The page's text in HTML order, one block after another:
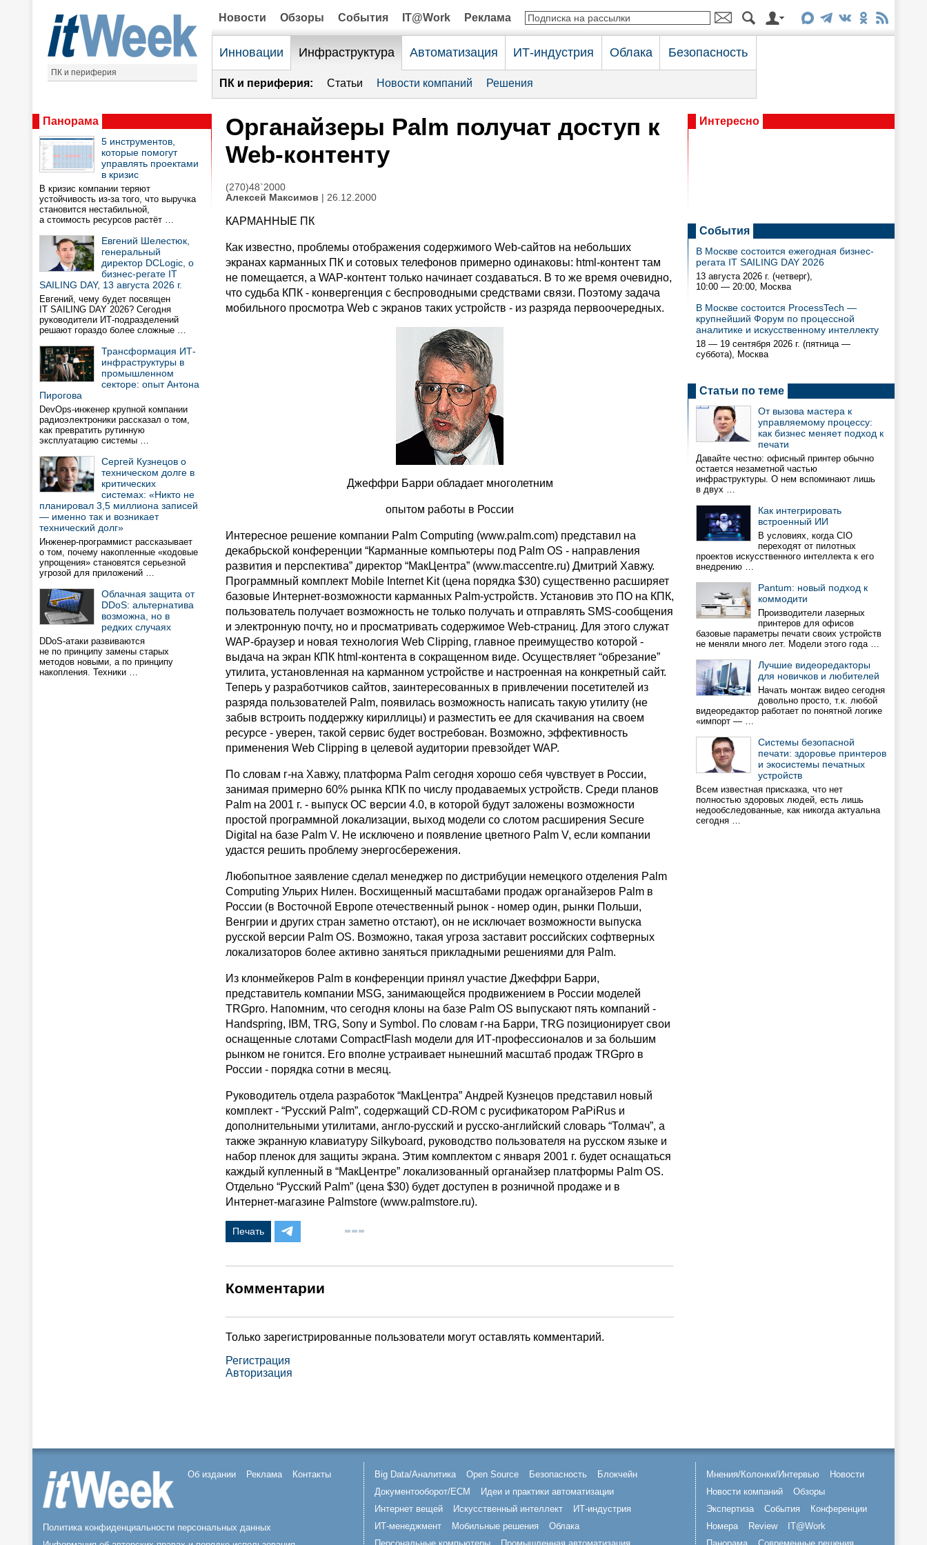
ПК и периферия
Новости Обзоры События IT@Work Реклама
Инновации Инфраструктура Автоматизация ИТ-индустрия Облака Безопасность
ПК и периферия: Статьи Новости компаний Решения
Панорама
5 инструментов,
которые помогут
управлять проектами
в кризис
В кризис компании теряют
устойчивость из-за того, что выручка
становится нестабильной,
а стоимость ресурсов растёт …
Евгений Шелестюк,
генеральный
директор DCLogic, о
бизнес-регате IT
SAILING DAY, 13 августа 2026 г.
Евгений, чему будет посвящен
IT SAILING DAY 2026? Сегодня
руководители ИТ-подразделений
решают гораздо более сложные …
Трансформация ИТ-
инфраструктуры в
промышленном
секторе: опыт Антона
Пирогова
DevOps-инженер крупной компании
радиоэлектроники рассказал о том,
как превратить рутинную
эксплуатацию системы …
Сергей Кузнецов о
техническом долге в
критических
системах: «Никто не
планировал 3,5 миллиона записей
— именно так и возникает
технический долг»
Инженер-программист рассказывает
о том, почему накопленные «кодовые
упрощения» становятся серьезной
угрозой для приложений …
Облачная защита от
DDoS: альтернатива
возможна, но в
редких случаях
DDoS-атаки развиваются
не по принципу замены старых
методов новыми, а по принципу
накопления. Техники …
Органайзеры Palm получат доступ к
Web-контенту
(270)48`2000
Алексей Максимов | 26.12.2000
КАРМАННЫЕ ПК
Как известно, проблемы отображения содержимого Web-сайтов на небольших
экранах карманных ПК и сотовых телефонов примерно одинаковы: html-контент там
не помещается, а WAP-контент только начинает создаваться. В то же время очевидно,
что судьба КПК - конвергенция с беспроводными средствами связи. Поэтому задача
мобильного просмотра Web с экранов таких устройств - из разряда первоочередных.
Джеффри Барри обладает многолетним
опытом работы в России
Интересное решение компании Palm Computing (www.palm.com) представил на
декабрьской конференции “Карманные компьютеры под Palm OS - направления
развития и перспектива” директор “МакЦентра” (www.maccentre.ru) Дмитрий Хавжу.
Программный комплект Mobile Internet Kit (цена порядка $30) существенно расширяет
базовые Интернет-возможности карманных Palm-устройств. Установив это ПО на КПК,
пользователь получает возможность не только получать и отправлять SMS-сообщения
и электронную почту, но и просматривать содержимое Web-страниц. Для этого служат
WAP-браузер и новая технология Web Clipping, главное преимущество которой -
выдача на экран КПК html-контента в сокращенном виде. Осуществляет “обрезание”
утилита, установленная на карманном устройстве и настроенная на конкретный сайт.
Теперь у разработчиков сайтов, заинтересованных в привлечении посетителей из
разряда пользователей Palm, появилась возможность написать такую утилиту (не
забыв встроить поддержку кириллицы) и разместить ее для скачивания на своем
ресурсе - уверен, такой сервис будет востребован. Возможно, эффективность
применения Web Clipping в целевой аудитории превзойдет WAP.
По словам г-на Хавжу, платформа Palm сегодня хорошо себя чувствует в России,
занимая примерно 60% рынка КПК по числу продаваемых устройств. Среди планов
Palm на 2001 г. - выпуск ОС версии 4.0, в которой будут заложены возможности
простой программной локализации, выход модели со слотом расширения Secure
Digital на базе Palm V. Не исключено и появление цветного Palm V, если компании
удастся решить проблему энергосбережения.
Любопытное заявление сделал менеджер по дистрибуции немецкого отделения Palm
Computing Ульрих Нилен. Восхищенный масштабами продаж органайзеров Palm в
России (в Восточной Европе отечественный рынок - номер один, рынки Польши,
Венгрии и других стран заметно отстают), он не исключает возможности выпуска
русской версии Palm OS. Возможно, такая угроза заставит российских софтверных
локализаторов более активно заняться прикладными решениями для Palm.
Из клонмейкеров Palm в конференции принял участие Джеффри Барри,
представитель компании MSG, занимающейся продвижением в России моделей
TRGpro. Напомним, что сегодня клоны на базе Palm OS выпускают пять компаний -
Handspring, IBM, TRG, Sony и Symbol. По словам г-на Барри, TRG позиционирует свои
оснащенные слотами CompactFlash модели для ИТ-профессионалов и за большим
рынком не гонится. Его вполне устраивает нынешний масштаб продаж TRGpro в
России - порядка сотни в месяц.
Руководитель отдела разработок “МакЦентра” Андрей Кузнецов представил новый
комплект - “Русский Palm”, содержащий CD-ROM с русификатором PaPiRus и
дополнительными утилитами, англо-русский и русско-английский словарь “Толмач”, а
также экранную клавиатуру Silkyboard, руководство пользователя на русском языке и
набор пленок для защиты экрана. Этим комплектом с января 2001 г. будет оснащаться
каждый купленный в “МакЦентре” локализованный органайзер платформы Palm OS.
Отдельно “Русский Palm” (цена $30) будет доступен в розничной продаже и в
Интернет-магазине Palmstore (www.palmstore.ru).
Печать
Комментарии
Только зарегистрированные пользователи могут оставлять комментарий.
Регистрация
Авторизация
Интересно
События
В Москве состоится ежегодная бизнес-
регата IT SAILING DAY 2026
13 августа 2026 г. (четверг),
10:00 — 20:00, Москва
В Москве состоится ProcessTech —
крупнейший Форум по процессной
аналитике и искусственному интеллекту
18 — 19 сентября 2026 г. (пятница —
суббота), Москва
Статьи по теме
От вызова мастера к
управляемому процессу:
как бизнес меняет подход к
печати
Давайте честно: офисный принтер обычно
остается незаметной частью
инфраструктуры. О нем вспоминают лишь
в двух …
Как интегрировать
встроенный ИИ
В условиях, когда CIO
переходят от пилотных
проектов искусственного интеллекта к его
внедрению …
Pantum: новый подход к
коммодити
Производители лазерных
принтеров для офисов
базовые параметры печати своих устройств
не меняли много лет. Модели этого года …
Лучшие видеоредакторы
для новичков и любителей
Начать монтаж видео сегодня
довольно просто, т.к. любой
видеоредактор работает по понятной логике
«импорт — …
Системы безопасной
печати: здоровье принтеров
и экосистемы печатных
устройств
Всем известная присказка, что нет
полностью здоровых людей, есть лишь
недообследованные, как никогда актуальна
сегодня …
Об издании Реклама Контакты
Политика конфиденциальности персональных данных
Big Data/Аналитика Open Source Безопасность
Блокчейн
Документооборот/ECM
Идеи и практики автоматизации
Интернет вещей
Искусственный интеллект
ИТ-индустрия
ИТ-менеджмент
Мобильные решения
Облака
Мнения/Колонки/Интервью
Новости
Новости компаний
Обзоры
Экспертиза
События
Конференции
Номера
Review
IT@Work